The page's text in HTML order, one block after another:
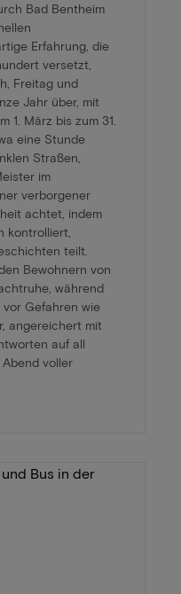
Bad Bentheim
Erfahrung, die
versetzt,
Freitag und
Jahr über, mit
1. März bis zum 31.
eine Stunde
Straßen,
im
verborgener
achtet, indem
kontrolliert,
teilt.
Bewohnern von
während
Gefahren wie
angereichert mit
auf all
voller